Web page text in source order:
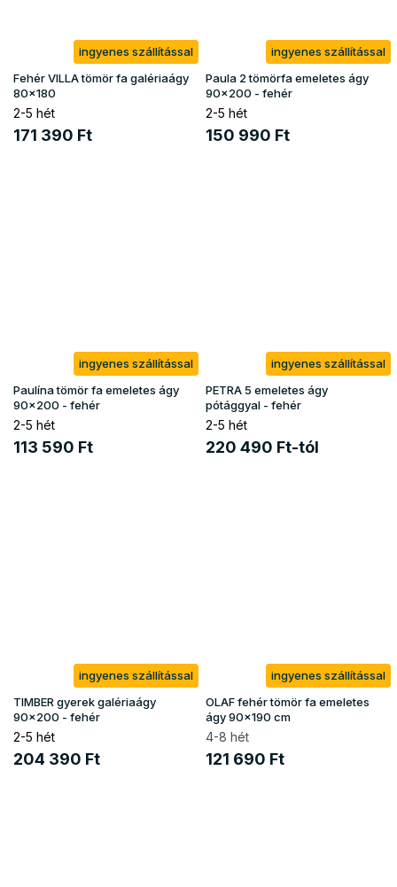
ingyenes szállítással
Fehér VILLA tömör fa galériaágy
80x180
2-5 hét
171 390 Ft
ingyenes szállítással
Paula 2 tömörfa emeletes ágy
90x200 - fehér
2-5 hét
150 990 Ft
ingyenes szállítással
Paulína tömör fa emeletes ágy
90x200 - fehér
2-5 hét
113 590 Ft
ingyenes szállítással
PETRA 5 emeletes ágy
pótággyal - fehér
2-5 hét
220 490 Ft-tól
ingyenes szállítással
TIMBER gyerek galériaágy
90x200 - fehér
2-5 hét
204 390 Ft
ingyenes szállítással
OLAF fehér tömör fa emeletes
ágy 90x190 cm
4-8 hét
121 690 Ft